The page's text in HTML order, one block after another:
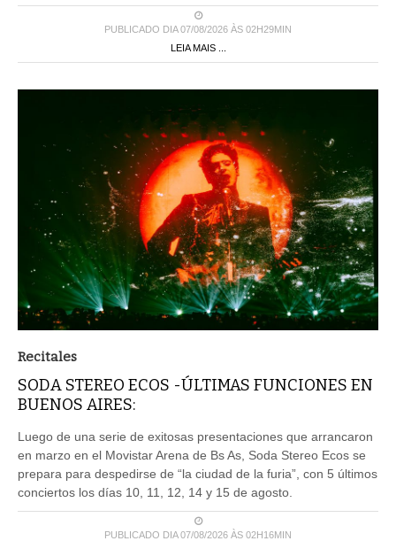
PUBLICADO DIA 07/08/2026 ÀS 02H29MIN
LEIA MAIS ...
Recitales
SODA STEREO ECOS -ÚLTIMAS FUNCIONES EN
BUENOS AIRES:
Luego de una serie de exitosas presentaciones que arrancaron
en marzo en el Movistar Arena de Bs As, Soda Stereo Ecos se
prepara para despedirse de “la ciudad de la furia”, con 5 últimos
conciertos los días 10, 11, 12, 14 y 15 de agosto.
PUBLICADO DIA 07/08/2026 ÀS 02H16MIN